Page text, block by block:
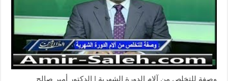
وصفة للتخلص من آلام الدورة الشهرية | الدكتور أمير صالح